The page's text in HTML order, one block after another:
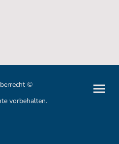
©
vorbehalten.